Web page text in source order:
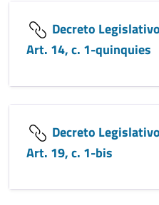
Decreto
Art. 14, c. 1-quinquies
Decreto
Art. 19, c. 1-bis